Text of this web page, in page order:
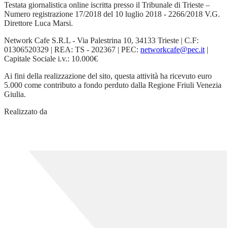
Testata giornalistica online iscritta presso il Tribunale di Trieste –
Numero registrazione 17/2018 del 10 luglio 2018 - 2266/2018 V.G.
Direttore Luca Marsi.
Network Cafe S.R.L - Via Palestrina 10, 34133 Trieste | C.F:
01306520329 | REA: TS - 202367 | PEC: networkcafe@pec.it|
Capitale Sociale i.v.: 10.000€
Ai fini della realizzazione del sito, questa attività ha ricevuto euro
5.000 come contributo a fondo perduto dalla Regione Friuli Venezia
Giulia.
Realizzato da